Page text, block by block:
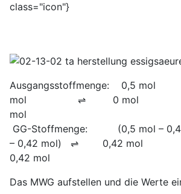
class="icon"}
Ausgangsstoffmenge:
mol ⇌ 0
mol
GG-Stoffmenge: (0,5 mol –
– 0,42 mol) ⇌
0,42 mol
Das MWG aufstellen und die Werte